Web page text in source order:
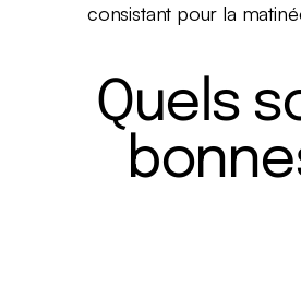
consistant pour la
Quels